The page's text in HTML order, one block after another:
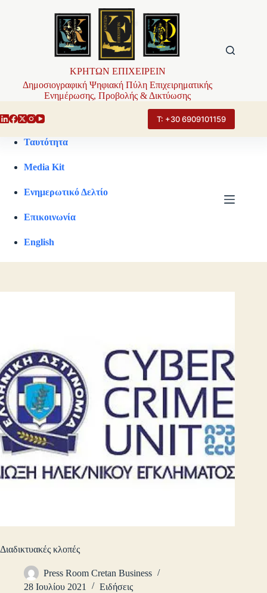
ΚΡΗΤΩΝ ΕΠΙΧΕΙΡΕΙΝ
Δημοσιογραφική Ψηφιακή Πύλη Επιχειρηματικής
Ενημέρωσης, Προβολής & Δικτύωσης
Τ: +30 6909101159
Ταυτότητα
Media Kit
Ενημερωτικό Δελτίο
Επικοινωνία
English
Διαδικτυακές κλοπές
Press Room Cretan Business
28 Ιουλίου 2021
Ειδήσεις